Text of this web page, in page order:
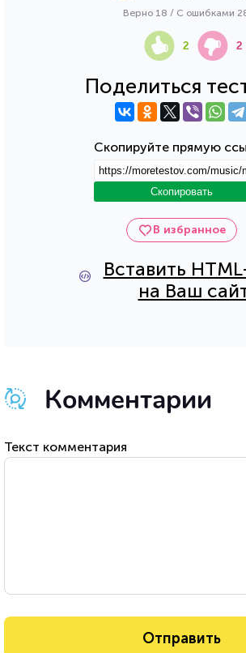
В избранное
Вставить
на Ваш
Поделиться
Скопируйте прямую
Скопировать
Верно 18 / С ошибками
2 2
Комментарии
Текст комментария